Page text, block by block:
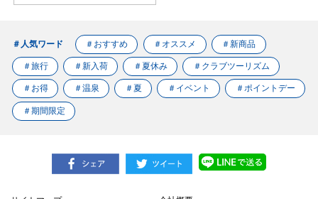
＃人気ワード ＃おすすめ ＃オススメ ＃新商品
＃旅行 ＃新入荷 ＃夏休み ＃クラブツーリズム
＃お得 ＃温泉 ＃夏 ＃イベント ＃ポイントデー
＃期間限定